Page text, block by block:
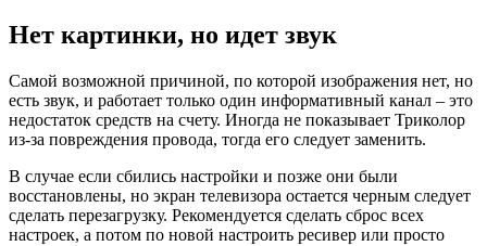
Нет картинки, но идет звук
Самой возможной причиной, по которой изображения нет, но
есть звук, и работает только один информативный канал – это
недостаток средств на счету. Иногда не показывает Триколор
из-за повреждения провода, тогда его следует заменить.
В случае если сбились настройки и позже они были
восстановлены, но экран телевизора остается черным следует
сделать перезагрузку. Рекомендуется сделать сброс всех
настроек, а потом по новой настроить ресивер или просто